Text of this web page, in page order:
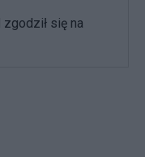
się na